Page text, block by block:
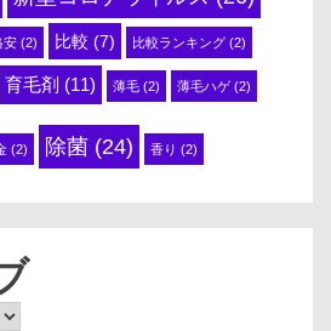
安 (2) 比較 (7) 比較ランキング (2)
育毛剤 (11) 薄毛 (2) 薄毛ハゲ(2)
(2) 除菌 (24) 香り (2)